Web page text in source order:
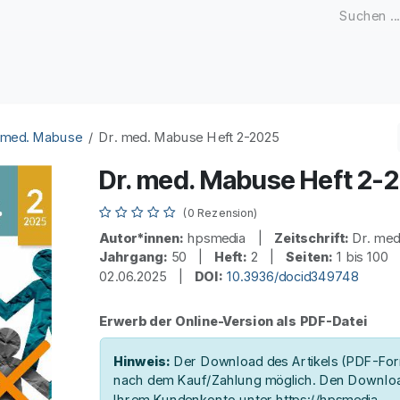
Mabuse Dr. med. Mabuse Heft 2-2025
Dr. med. Mabuse Heft 2-
(0 Rezension)
Autor*innen: hpsmedia | Zeitschrift: Dr.
Jahrgang: 50 | Heft: 2 |Seiten: 1 bis
02.06.2025 | DOI: 10.3936/docid349748
Erwerb der Online-Version als PDF-Datei
Hinweis: Der Download des Artikels (PDF-
nach dem Kauf/Zahlung möglich. Den